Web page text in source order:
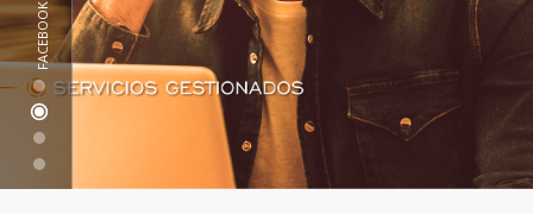
FACEBOOK